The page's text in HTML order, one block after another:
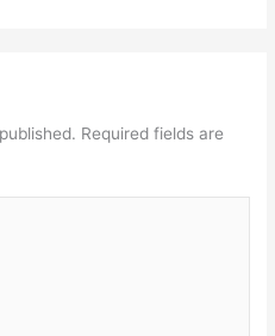
Required fields are